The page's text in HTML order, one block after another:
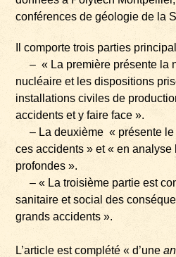
conférences de géologie de la
Il comporte trois parties
– « La première présente la
nucléaire et les dispositions
installations civiles de
accidents et y faire face ».
– La deuxième « présente le
ces accidents » et « en analyse
profondes ».
– « La troisième partie est
sanitaire et social des
grands accidents ».
L’article est complété « d’une